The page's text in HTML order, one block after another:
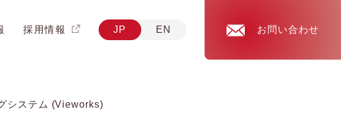
採用情報 JP EN お問い合わせ
システム (Vieworks)